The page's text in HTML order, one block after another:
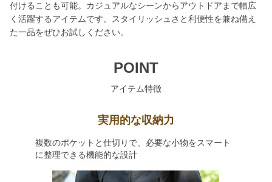
付けることも可能。カジュアルなシーンからアウトドアまで幅広
く活躍するアイテムです。スタイリッシュさと利便性を兼ね備え
た一品をぜひお試しください。
POINT
アイテム特徴
実用的な収納力
複数のポケットと仕切りで、必要な小物をスマート
に整理できる機能的な設計